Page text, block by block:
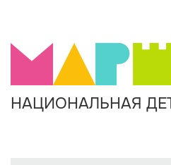
НАЦИОНАЛЬНАЯ